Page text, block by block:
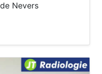
Nevers